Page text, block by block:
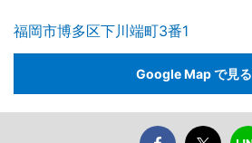
福岡市博多区下川端町3番1
Google Map で見る